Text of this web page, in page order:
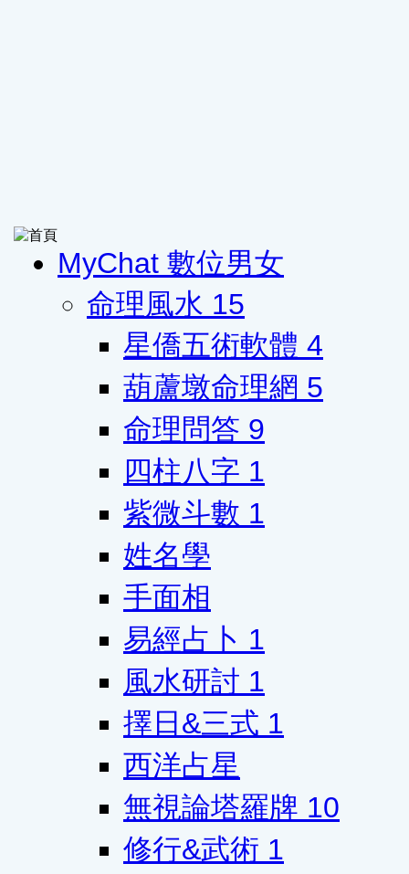
MyChat 數位男女
命理風水 15
星僑五術軟體 4
葫蘆墩命理網 5
命理問答 9
四柱八字 1
紫微斗數 1
姓名學
手面相
易經占卜 1
風水研討 1
擇日&三式 1
西洋占星
無視論塔羅牌 10
修行&武術 1